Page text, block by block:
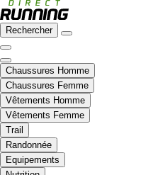
Rechercher
Chaussures Homme
Chaussures Femme
Vêtements Homme
Vêtements Femme
Trail
Randonnée
Equipements